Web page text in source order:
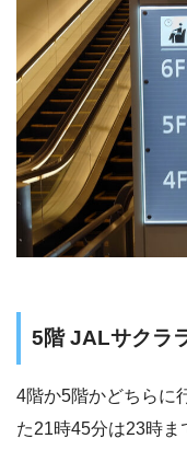
5階 JALサクラ
4階か5階かどちらに
た21時45分は23時